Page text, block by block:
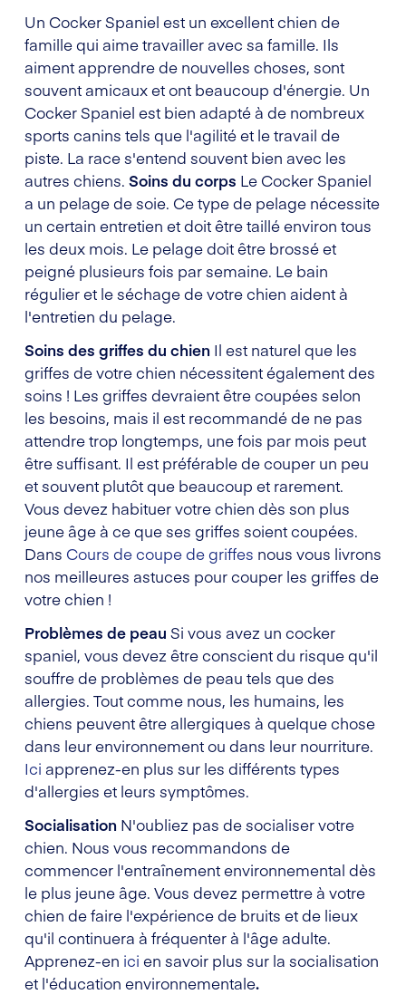
Un Cocker Spaniel est un excellent chien de
famille qui aime travailler avec sa famille. Ils
aiment apprendre de nouvelles choses, sont
souvent amicaux et ont beaucoup d'énergie. Un
Cocker Spaniel est bien adapté à de nombreux
sports canins tels que l'agilité et le travail de
piste. La race s'entend souvent bien avec les
autres chiens. Soins du corps Le Cocker Spaniel
a un pelage de soie. Ce type de pelage nécessite
un certain entretien et doit être taillé environ tous
les deux mois. Le pelage doit être brossé et
peigné plusieurs fois par semaine. Le bain
régulier et le séchage de votre chien aident à
l'entretien du pelage.
Soins des griffes du chien Il est naturel que les
griffes de votre chien nécessitent également des
soins ! Les griffes devraient être coupées selon
les besoins, mais il est recommandé de ne pas
attendre trop longtemps, une fois par mois peut
être suffisant. Il est préférable de couper un peu
et souvent plutôt que beaucoup et rarement.
Vous devez habituer votre chien dès son plus
jeune âge à ce que ses griffes soient coupées.
Dans Cours de coupe de griffes nous vous livrons
nos meilleures astuces pour couper les griffes de
votre chien !
Problèmes de peau Si vous avez un cocker
spaniel, vous devez être conscient du risque qu'il
souffre de problèmes de peau tels que des
allergies. Tout comme nous, les humains, les
chiens peuvent être allergiques à quelque chose
dans leur environnement ou dans leur nourriture.
Ici apprenez-en plus sur les différents types
d'allergies et leurs symptômes.
Socialisation N'oubliez pas de socialiser votre
chien. Nous vous recommandons de
commencer l'entraînement environnemental dès
le plus jeune âge. Vous devez permettre à votre
chien de faire l'expérience de bruits et de lieux
qu'il continuera à fréquenter à l'âge adulte.
Apprenez-en ici en savoir plus sur la socialisation
et l'éducation environnementale.